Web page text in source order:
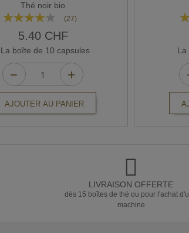
Thé noir bio
Rating:
(27)
5.40 CHF
La boîte de 10 capsules
AJOUTER AU PANIER
La
LIVRAISON OFFERTE
dès 15 boîtes de thé ou pour l'achat
machine